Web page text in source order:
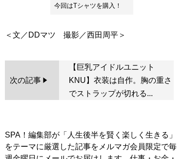
今回はTシャツを購入！
次の記事
【巨乳アイドルユニット
KNU】衣装は自作。胸の重さ
でストラップが切れる...
SPA！編集部が「人生後半を賢く楽しく生きる」
をテーマに厳選した記事をメルマガ会員限定で毎